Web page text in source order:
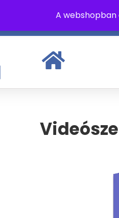
A
info@digitaliskola.hu Hétfő -